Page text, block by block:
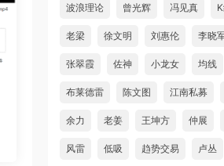
波浪理论 曾光辉 冯见真
老梁 徐文明 刘惠伦 李晓
张翠霞 佐神 小龙女 均线
布莱德雷 陈文图 江南私募
余力 老姜 王坤方 仲展
风雷 低吸 趋势交易 卢丛